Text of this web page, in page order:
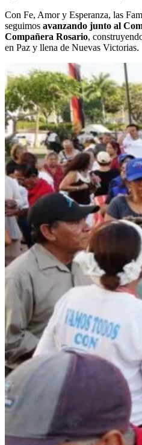
Con Fe, Amor y Esperanza, las
seguimos avanzando junto al
Compañera Rosario,
en Paz y llena de Nuevas Victorias.